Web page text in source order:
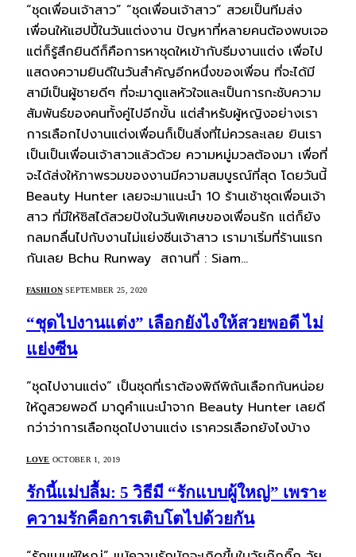
“ชุดเพื่อนเจ้าสาว” “ชุดเพื่อนเจ้าสาว” สวยเป็นทีมส่ง
เพื่อนให้แฮปปี้ในวันแต่งงาน ปัญหาที่หลายคนต้องพบเจอ
แต่ก็รู้สึกยินดีก็คือการหาชุดใหเข้ากับธีมงานแต่ง เพื่อไป
แสดงความยินดีในวันสำคัญอีกหนึ่งของเพื่อน ที่จะได้มี
สามีเป็นผู้ชายดีๆ ที่จะมาดูแลหัวใจและเป็นการกะชับความ
สัมพันธ์ของคนทั้งคู่ไปอีกขั้น แต่สำหรับผู้หญิงอย่างเรา
การเลือกไปงานแต่งเพื่อนก็เป็นสิ่งที่ไม่ควรละเลย ยินเรา
เป็นเป็นเพื่อนเจ้าสาวแล้วด้วย ความหมู่มวลต้องมา เพื่อที่
จะได้ส่งให้ภาพรวมของงานมีความสมบูรณ์ที่สุด โดยวันนี้
Beauty Hunter เลยจะมาแนะนำ 10 ร้านเช้าชุดเพื่อนเจ้า
สาว ที่มีให้ซิสได้สวยปังในวันพิเศษของเพื่อนรัก แต่ก็ยัง
กลมกลื่นไปกับงานไม่แย่งซีนเจ้าสาว เรามาเริ่มที่ร้านแรก
กันเลย Bchu Runway สถานที่ : Siam…
FASHION SEPTEMBER 25, 2020
“ชุดไปงานแต่ง” เลือกยังไงให้สวยพอดี ไม่
แย่งซีน
“ชุดไปงานแต่ง” เป็นชุดที่เราต้องพิถีพิถันเลือกกันหน่อย
ให้ดูสวยพอดี มาดูคำแนะนำจาก Beauty Hunter เลยดี
กว่าว่าการเลือกชุดไปงานแต่ง เราควรเลือกยังไงบ้าง
LOVE OCTOBER 1, 2019
รักนี้แม่ปลื้ม: 5 วิธีมี “รักแบบผู้ใหญ่” เพราะ
ความรักคือการเติบโตไปด้วยกัน